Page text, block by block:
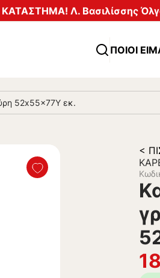
Λ. Βασιλίσσης
ΠΟΙΟΙ
52x55x77Υ εκ.
<